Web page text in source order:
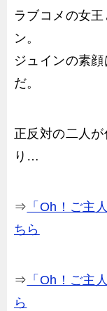
ラブコメの女
ン。
ジュインの素
だ。
正反対の二人
り…
⇒ 「Oh！ご主
ちら
⇒ 「Oh！ご主
ら